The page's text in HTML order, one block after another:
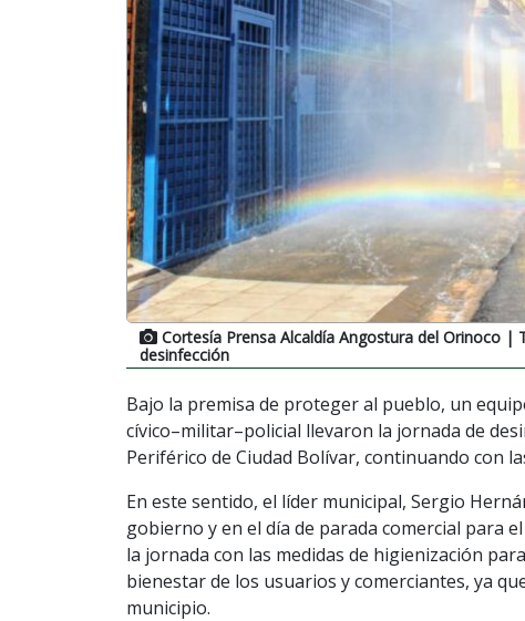
Cortesía Prensa Alcaldía Angostura del Orinoco |
desinfección
Bajo la premisa de proteger al pueblo, un
cívico–militar–policial llevaron la jornada de
Periférico de Ciudad Bolívar, continuando con
En este sentido, el líder municipal, Sergio
gobierno y en el día de parada comercial para
la jornada con las medidas de higienización
bienestar de los usuarios y comerciantes, ya
municipio.